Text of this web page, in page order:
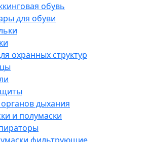
обувь
для обуви
охранных структур
дыхания
и полумаски